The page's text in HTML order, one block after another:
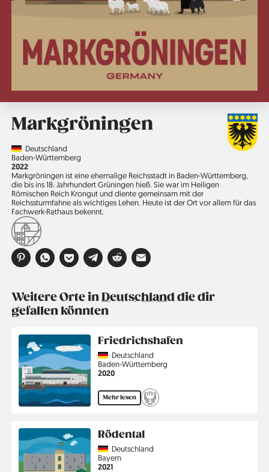
Markgröningen
CountryDeutschland
Region
Baden-Württemberg
Jahr
2022
Markgröningen ist eine ehemalige Reichsstadt in Baden-­Württemberg,
die bis ins 18. Jahrhundert Grüningen hieß. Sie war im Heiligen
Römischen Reich Krongut und diente gemeinsam mit der
Reichssturmfahne als wichtiges Lehen. Heute ist der Ort vor allem für das
Fachwerk-Rathaus bekennt.
Weitere Orte inDeutschlanddie dir
gefallen könnten
Friedrichshafen
CountryDeutschland
Region
Baden-Württemberg
Jahr
2020
Mehr lesen
Rödental
CountryDeutschland
Region
Bayern
Jahr
2021